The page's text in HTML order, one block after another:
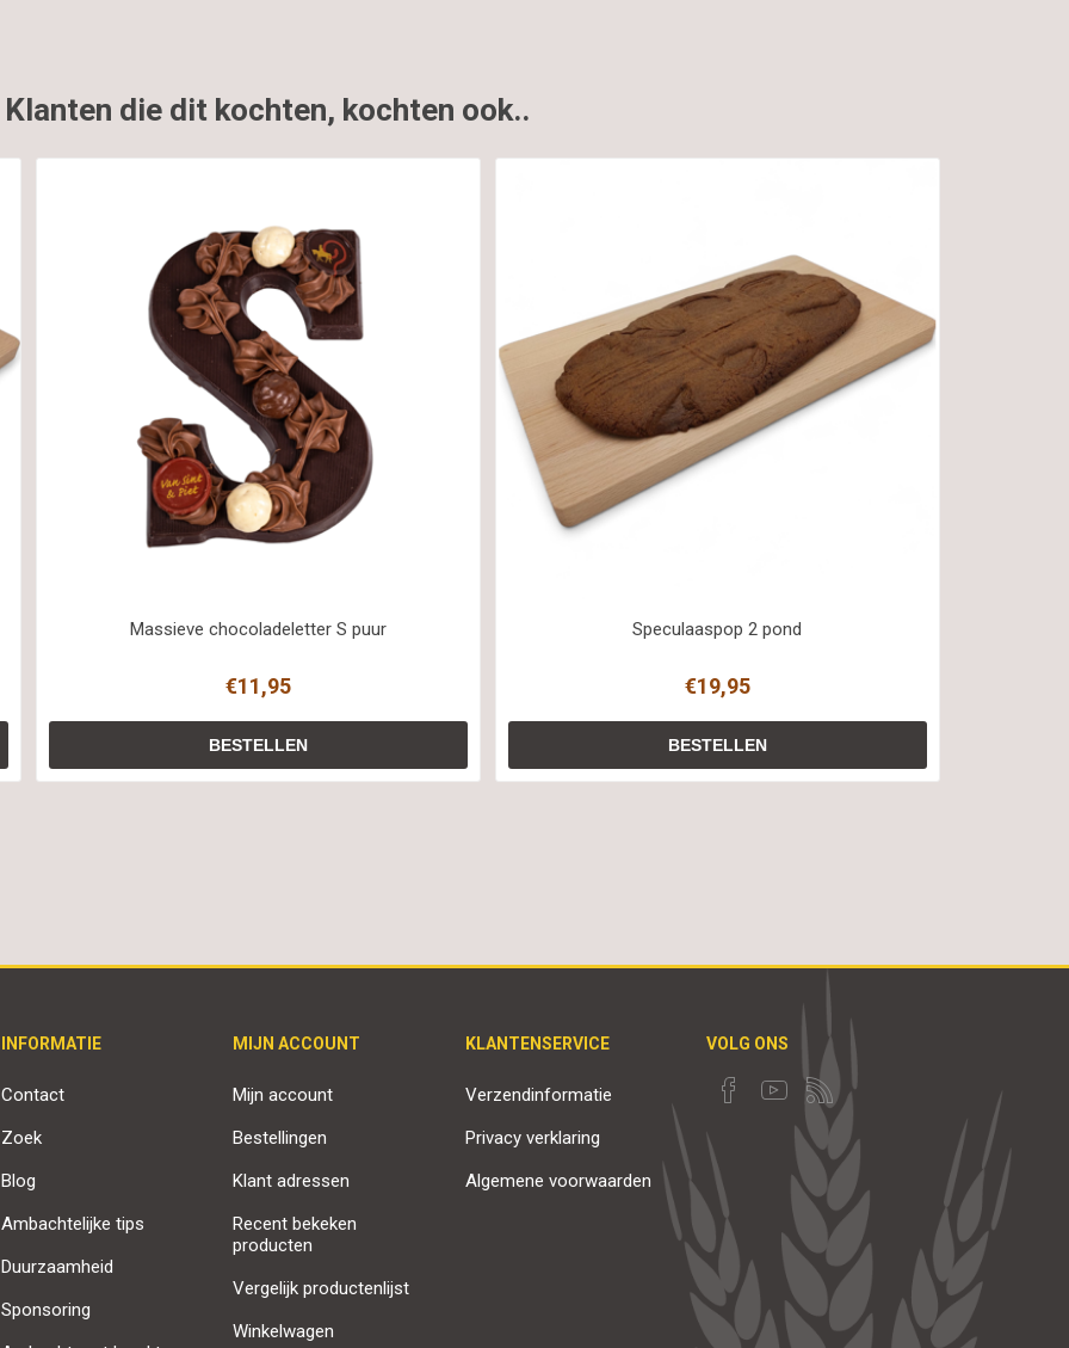
Klanten die dit kochten, kochten ook..
Massieve chocoladeletter S puur
€11,95
Speculaaspop 2 pond
€19,95
INFORMATIE
Contact
Zoek
Blog
Ambachtelijke tips
Duurzaamheid
Sponsoring
MIJN ACCOUNT
Mijn account
Bestellingen
Klant adressen
Recent bekeken
producten
Vergelijk productenlijst
Winkelwagen
KLANTENSERVICE
Verzendinformatie
Privacy verklaring
Algemene voorwaarden
VOLG ONS